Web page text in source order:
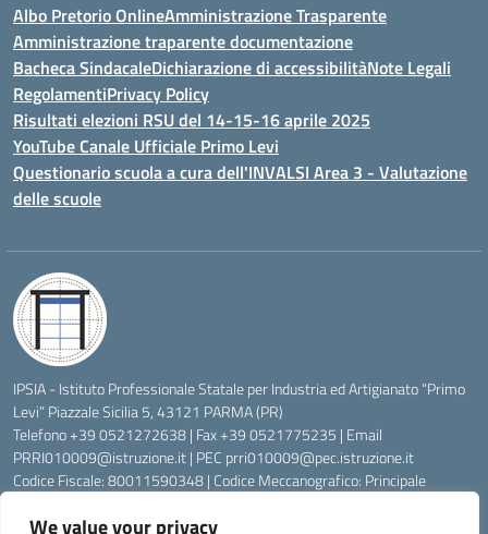
We value your privacy
Albo Pretorio OnlineAmministrazione Trasparente
Amministrazione traparente documentazione
Bacheca SindacaleDichiarazione di accessibilitàNote Legali
RegolamentiPrivacy Policy
Risultati elezioni RSU del 14-15-16 aprile 2025
YouTube Canale Ufficiale Primo Levi
Questionario scuola a cura dell'INVALSI Area 3 - Valutazione
delle scuole
IPSIA - Istituto Professionale Statale per Industria ed Artigianato “Primo
Levi” Piazzale Sicilia 5, 43121 PARMA (PR)
Telefono +39 0521272638 | Fax +39 0521775235 | Email
PRRI010009@istruzione.it| PEC prri010009@pec.istruzione.it
Codice Fiscale: 80011590348 | Codice Meccanografico: Principale
Codice Univoco di Fatturazione: UFW76E | Codice Ente Tesoreria: